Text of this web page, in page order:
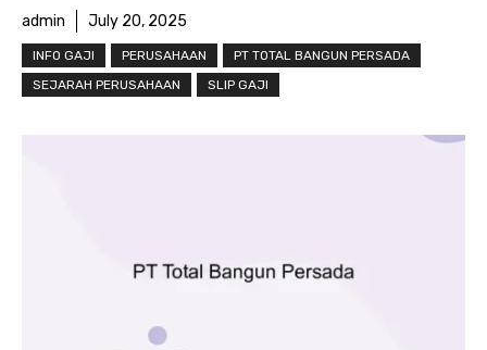
admin July 20, 2025
INFO GAJI PERUSAHAAN
PT TOTAL BANGUN PERSADA
SEJARAH PERUSAHAAN
SLIP GAJI